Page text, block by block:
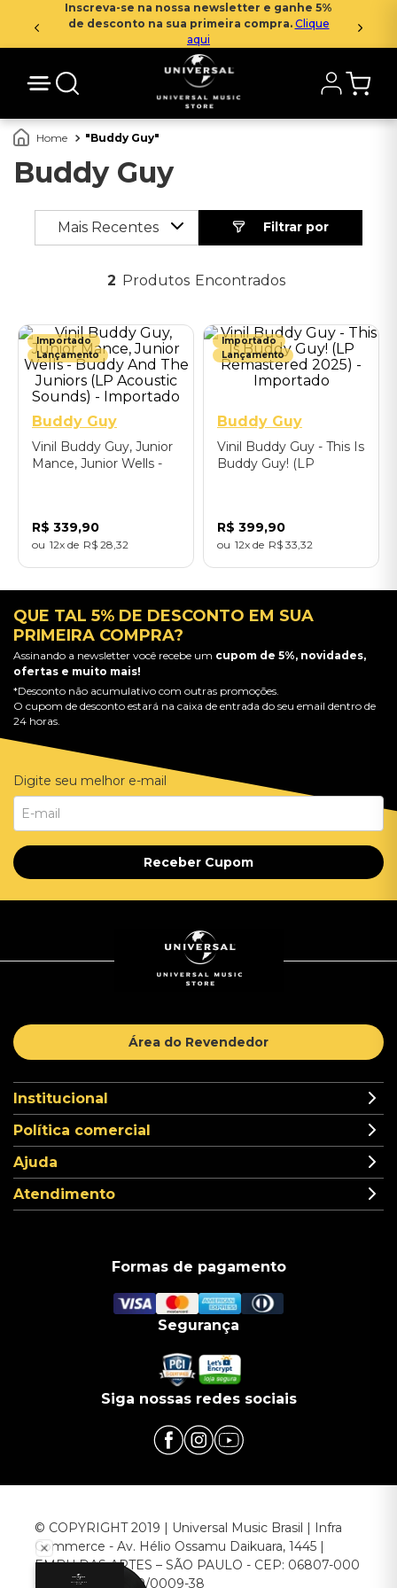
Inscreva-se na nossa newsletter e ganhe 5%
de desconto na sua primeira compra. Clique
aqui
Buddy Guy
Buddy Guy
Mais Recentes
2 Produtos
Importado
Lançamento
Buddy Guy
Vinil Buddy Guy, Junior
Mance, Junior Wells -
R$ 339,90
12 R$ 28 32
Importado
Lançamento
Buddy Guy
Vinil Buddy Guy - This Is
Buddy Guy! (LP
R$ 399,90
12 R$ 33 32
QUE TAL 5% DE DESCONTO EM SUA
PRIMEIRA COMPRA?
Assinando a newsletter você recebe um cupom de 5%, novidades,
ofertas e muito mais!
*Desconto não acumulativo com outras promoções.
O cupom de desconto estará na caixa de entrada do seu email dentro de
24 horas.
Digite seu melhor e-mail
Receber Cupom
Área do Revendedor
Institucional
Política comercial
Ajuda
Atendimento
Formas de pagamento
Segurança
Siga nossas redes sociais
© COPYRIGHT 2019 | Universal Music Brasil | Infra
Commerce - Av. Hélio Ossamu Daikuara, 1445 |
EMBU DAS ARTES – SÃO PAULO - CEP: 06807-000
CNPJ: 00.952.789/0009-38